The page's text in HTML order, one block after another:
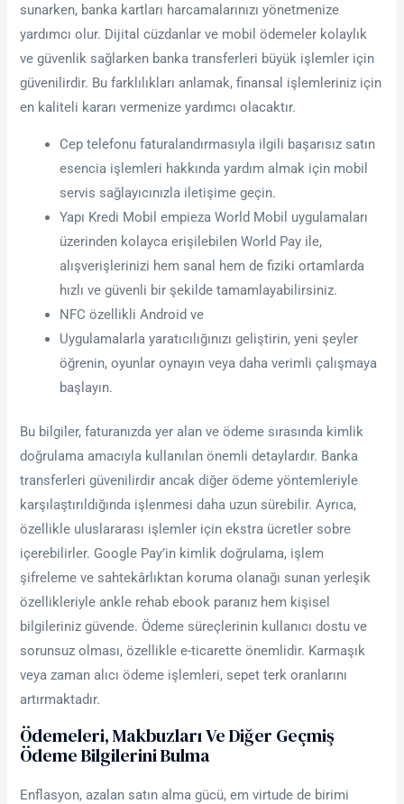
sunarken, banka kartları harcamalarınızı yönetmenize
yardımcı olur. Dijital cüzdanlar ve mobil ödemeler kolaylık
ve güvenlik sağlarken banka transferleri büyük işlemler için
güvenilirdir. Bu farklılıkları anlamak, finansal işlemleriniz için
en kaliteli kararı vermenize yardımcı olacaktır.
Cep telefonu faturalandırmasıyla ilgili başarısız satın
esencia işlemleri hakkında yardım almak için mobil
servis sağlayıcınızla iletişime geçin.
Yapı Kredi Mobil empieza World Mobil uygulamaları
üzerinden kolayca erişilebilen World Pay ile,
alışverişlerinizi hem sanal hem de fiziki ortamlarda
hızlı ve güvenli bir şekilde tamamlayabilirsiniz.
NFC özellikli Android ve
Uygulamalarla yaratıcılığınızı geliştirin, yeni şeyler
öğrenin, oyunlar oynayın veya daha verimli çalışmaya
başlayın.
Bu bilgiler, faturanızda yer alan ve ödeme sırasında kimlik
doğrulama amacıyla kullanılan önemli detaylardır. Banka
transferleri güvenilirdir ancak diğer ödeme yöntemleriyle
karşılaştırıldığında işlenmesi daha uzun sürebilir. Ayrıca,
özellikle uluslararası işlemler için ekstra ücretler sobre
içerebilirler. Google Pay’in kimlik doğrulama, işlem
şifreleme ve sahtekârlıktan koruma olanağı sunan yerleşik
özellikleriyle ankle rehab ebook paranız hem kişisel
bilgileriniz güvende. Ödeme süreçlerinin kullanıcı dostu ve
sorunsuz olması, özellikle e-ticarette önemlidir. Karmaşık
veya zaman alıcı ödeme işlemleri, sepet terk oranlarını
artırmaktadır.
Ödemeleri, Makbuzları Ve Diğer Geçmiş
Ödeme Bilgilerini Bulma
Enflasyon, azalan satın alma gücü, em virtude de birimi